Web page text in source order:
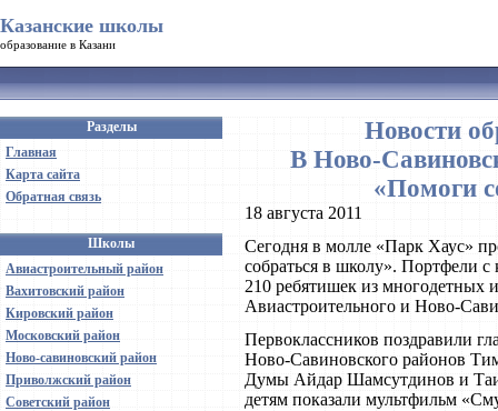
Казанские школы
образование в Казани
Разделы
Главная
Карта сайта
Обратная связь
Школы
Авиастроительный район
Вахитовский район
Кировский район
Московский район
Ново-савиновский район
Приволжский район
Советский район
Новости
В Ново-
«Помоги
18 августа 2011
Сегодня в молле «Парк Хаус»
собраться в школу». Портфели
210 ребятишек из многодетных
Авиастроительного и Ново-
Первоклассников поздравили
Ново-Савиновского районов
Думы Айдар Шамсутдинов и
детям показали мультфильм